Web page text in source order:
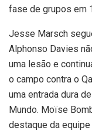
fase de grupos em
Jesse Marsch
Alphonso Davies
uma lesão e
o campo contra o
uma entrada dura
Mundo. Moïse
destaque da